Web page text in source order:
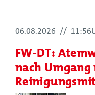
06.08.2026 //
FW-DT:
nach